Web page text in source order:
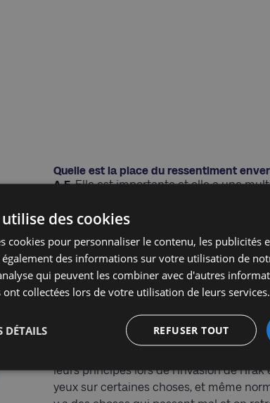
Quelle est la place du ressentiment
A.F.Elle est importante et elle a une
vigueur depuis la création des Nations
se montrer infidèles aux principes qu’ils
décrédibiliser ce système, notamment
décolonisation dans lequel les
C’est précisément l’URSS qui les
Cela vaut également pour le conflit
systématiquement trahi les principes
pour une puissance occupante de
la création d’implantations en
pas dans le monde arabe, d’autant
leurs principes lors de l’invasion de
yeux sur certaines choses, et même
utilise des cookies
cookies pour personnaliser le contenu, les publicités
des informations sur votre utilisation de
qui peuvent les combiner avec d'autres
collectées lors de votre utilisation de leurs services.
REFUSER TOUT
DÉTAILS